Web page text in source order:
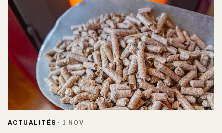
ACTUALITÉS · 1 NOV